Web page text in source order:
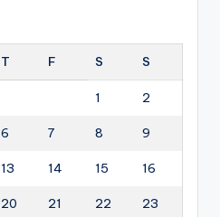
T F S S
1 2
6 7 8 9
13 14 15 16
20 21 22 23